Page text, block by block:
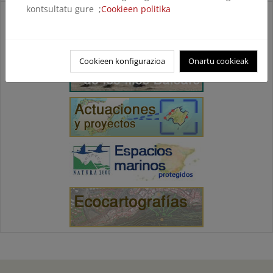
kontsultatu gure ;Cookieen politika
Cookieen konfigurazioa Onartu cookieak